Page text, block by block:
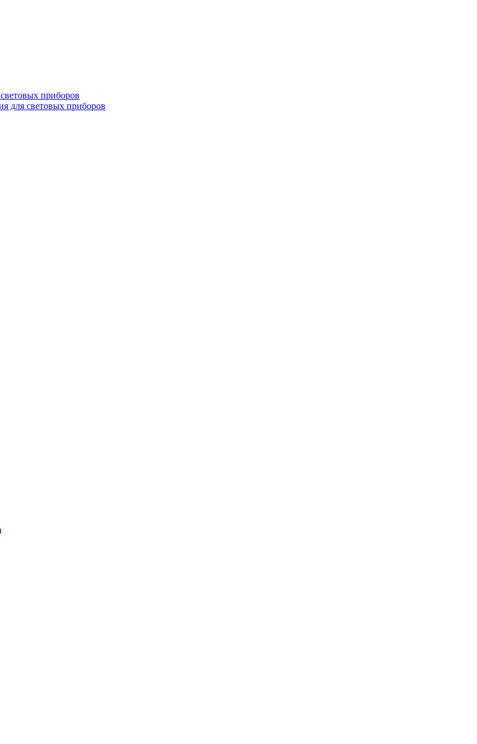
приборов
для световых приборов